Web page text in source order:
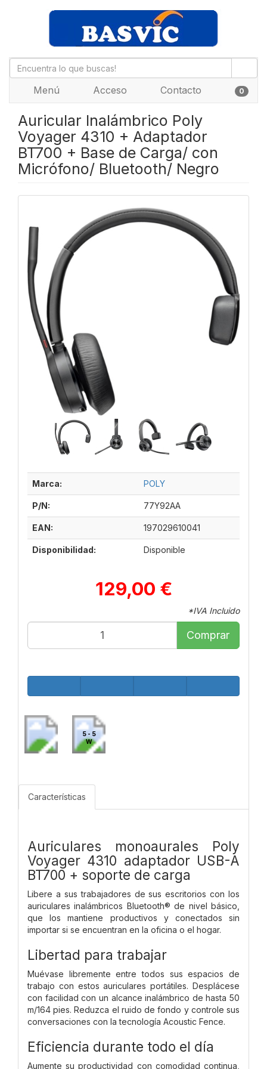
Menú Acceso Contacto 0
Auricular Inalámbrico Poly
Voyager 4310 + Adaptador
BT700 + Base de Carga/ con
Micrófono/ Bluetooth/ Negro
Marca: POLY
P/N: 77Y92AA
EAN: 197029610041
Disponibilidad: Disponible
129,00 €
*IVA Incluido
Comprar
5 - 5
W
Características
Auriculares monoaurales Poly
Voyager 4310 adaptador USB-A
BT700 + soporte de carga
Libere a sus trabajadores de sus escritorios con los
auriculares inalámbricos Bluetooth® de nivel básico,
que los mantiene productivos y conectados sin
importar si se encuentran en la oficina o el hogar.
Libertad para trabajar
Muévase libremente entre todos sus espacios de
trabajo con estos auriculares portátiles. Desplácese
con facilidad con un alcance inalámbrico de hasta 50
m/164 pies. Reduzca el ruido de fondo y controle sus
conversaciones con la tecnología Acoustic Fence.
Eficiencia durante todo el día
Aumente su productividad con comodidad continua,